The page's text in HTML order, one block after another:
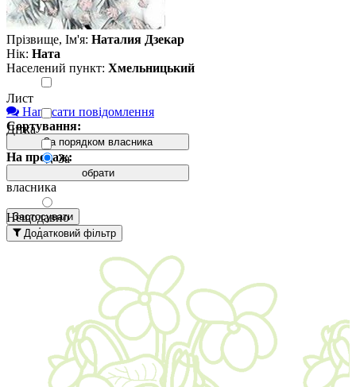
Прізвище, Ім'я: Наталия Дзекар
Нік: Ната
Населений пункт: Хмельницький
Написати повідомлення
Сортування:
За порядком власника
За
власника
Нещодавно
додані
вгорі
За
назвою Я-
На продаж:
обрати
Лист
Дітка
Пасинок
Стартер
Доросла
рослина
Застосувати
Додатковий фільтр